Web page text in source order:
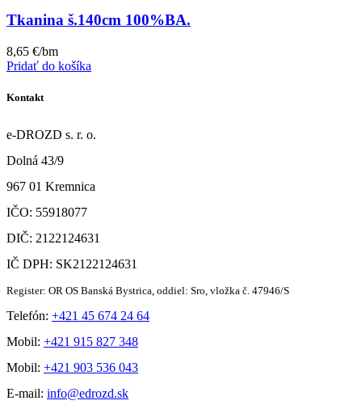
Tkanina š.140cm 100%BA.
8,65 €/bm
Pridať do košíka
Kontakt
e-DROZD s. r. o.
Dolná 43/9
967 01 Kremnica
IČO: 55918077
DIČ: 2122124631
IČ DPH: SK2122124631
Register: OR OS Banská Bystrica, oddiel: Sro, vložka č. 47946/S
Telefón: +421 45 674 24 64
Mobil: +421 915 827 348
Mobil: +421 903 536 043
E-mail: info@edrozd.sk